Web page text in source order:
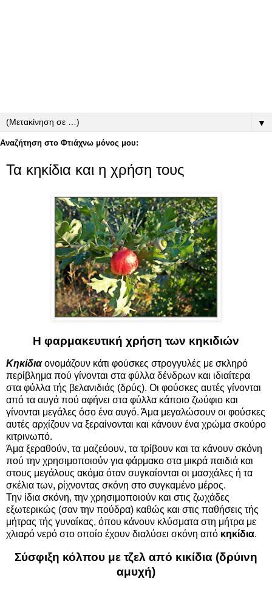
▼
Αναζήτηση στο Φτιάχνω μόνος μου:
Τα κηκίδια και η χρήση τους
Η φαρμακευτική χρήση των κηκιδιών
Κηκίδιαονομάζουν κάτι φούσκες στρογγυλές με σκληρό
περίβλημα πού γίνονται στα φύλλα δένδρων και ιδιαίτερα
στα φύλλα τής βελανιδιάς (δρύς). Οι φούσκες αυτές γίνονται
από τα αυγά πού αφήνει στα φύλλα κάποιο ζωύφιο και
γίνονται μεγάλες όσο ένα αυγό. Άμα μεγαλώσουν οι φούσκες
αυτές αρχίζουν να ξεραίνονται και κάνουν ένα χρώμα σκούρο
κιτρινωπό.
Άμα ξεραθούν, τα μαζεύουν, τα τρίβουν και τα κάνουν σκόνη
πού την χρησιμοποιούν για φάρμακο στα μικρά παιδιά και
στους μεγάλους ακόμα όταν συγκαίονται οι μασχάλες ή τα
σκέλια των, ρίχνοντας σκόνη στο συγκαμένο μέρος.
Την ίδια σκόνη, την χρησιμοποιούν και στις ζωχάδες
εξωτερικώς (σαν την πούδρα) καθώς και στις παθήσεις τής
μήτρας τής γυναίκας, όπου κάνουν κλύσματα στη μήτρα με
χλιαρό νερό στο οποίο έχουν διαλύσει σκόνη από κηκίδια.
Σύσφιξη κόλπου με τζελ από κικίδια (δρύινη
αμυχή)